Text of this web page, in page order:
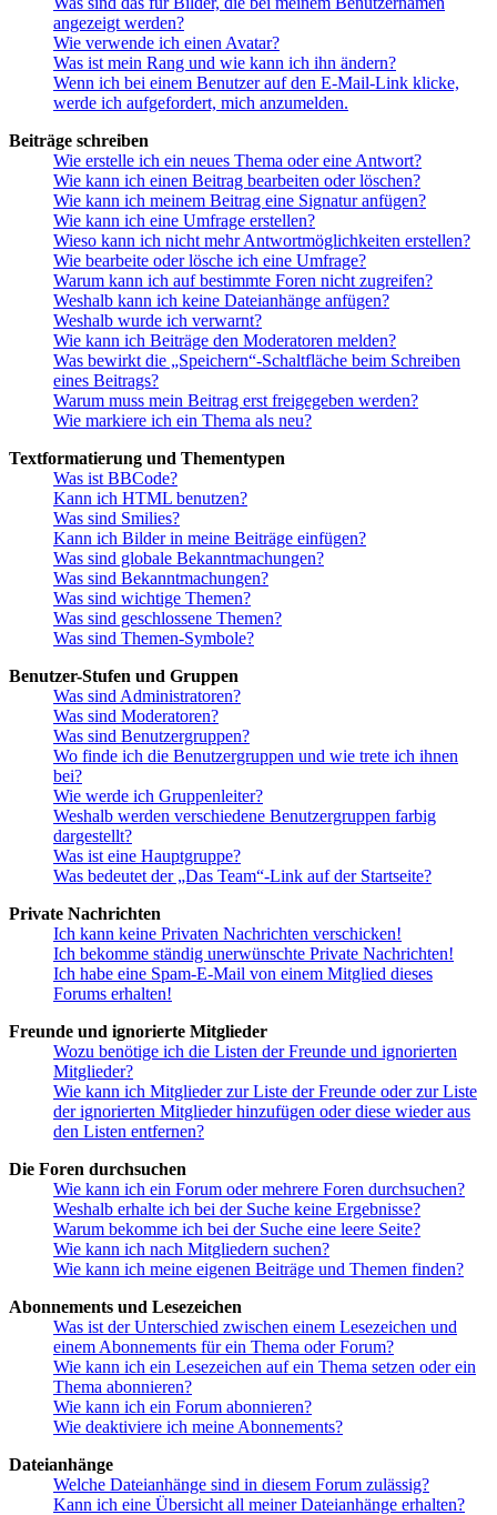
angezeigt werden?
Wie verwende ich einen Avatar?
Was ist mein Rang und wie kann ich ihn ändern?
Wenn ich bei einem Benutzer auf den E-Mail-Link klicke,
werde ich aufgefordert, mich anzumelden.
Beiträge schreiben
Wie erstelle ich ein neues Thema oder eine Antwort?
Wie kann ich einen Beitrag bearbeiten oder löschen?
Wie kann ich meinem Beitrag eine Signatur anfügen?
Wie kann ich eine Umfrage erstellen?
Wieso kann ich nicht mehr Antwortmöglichkeiten erstellen?
Wie bearbeite oder lösche ich eine Umfrage?
Warum kann ich auf bestimmte Foren nicht zugreifen?
Weshalb kann ich keine Dateianhänge anfügen?
Weshalb wurde ich verwarnt?
Wie kann ich Beiträge den Moderatoren melden?
Was bewirkt die „Speichern“-Schaltfläche beim Schreiben
eines Beitrags?
Warum muss mein Beitrag erst freigegeben werden?
Wie markiere ich ein Thema als neu?
Textformatierung und Thementypen
Was ist BBCode?
Kann ich HTML benutzen?
Was sind Smilies?
Kann ich Bilder in meine Beiträge einfügen?
Was sind globale Bekanntmachungen?
Was sind Bekanntmachungen?
Was sind wichtige Themen?
Was sind geschlossene Themen?
Was sind Themen-Symbole?
Benutzer-Stufen und Gruppen
Was sind Administratoren?
Was sind Moderatoren?
Was sind Benutzergruppen?
Wo finde ich die Benutzergruppen und wie trete ich ihnen
bei?
Wie werde ich Gruppenleiter?
Weshalb werden verschiedene Benutzergruppen farbig
dargestellt?
Was ist eine Hauptgruppe?
Was bedeutet der „Das Team“-Link auf der Startseite?
Private Nachrichten
Ich kann keine Privaten Nachrichten verschicken!
Ich bekomme ständig unerwünschte Private Nachrichten!
Ich habe eine Spam-E-Mail von einem Mitglied dieses
Forums erhalten!
Freunde und ignorierte Mitglieder
Wozu benötige ich die Listen der Freunde und ignorierten
Mitglieder?
Wie kann ich Mitglieder zur Liste der Freunde oder zur Liste
der ignorierten Mitglieder hinzufügen oder diese wieder aus
den Listen entfernen?
Die Foren durchsuchen
Wie kann ich ein Forum oder mehrere Foren durchsuchen?
Weshalb erhalte ich bei der Suche keine Ergebnisse?
Warum bekomme ich bei der Suche eine leere Seite?
Wie kann ich nach Mitgliedern suchen?
Wie kann ich meine eigenen Beiträge und Themen finden?
Abonnements und Lesezeichen
Was ist der Unterschied zwischen einem Lesezeichen und
einem Abonnements für ein Thema oder Forum?
Wie kann ich ein Lesezeichen auf ein Thema setzen oder ein
Thema abonnieren?
Wie kann ich ein Forum abonnieren?
Wie deaktiviere ich meine Abonnements?
Dateianhänge
Welche Dateianhänge sind in diesem Forum zulässig?
Kann ich eine Übersicht all meiner Dateianhänge erhalten?